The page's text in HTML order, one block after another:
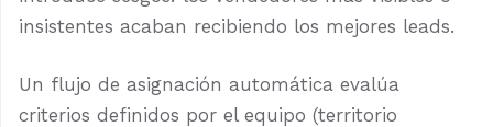
insistentes acaban recibiendo los mejores leads.
Un flujo de asignación automática evalúa
criterios definidos por el equipo (territorio